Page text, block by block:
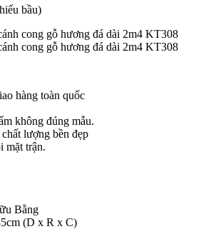
bầu)
hàng toàn quốc
không đúng mẫu.
lượng bền đẹp
mặt trận.
Bằng
(D x R x C)